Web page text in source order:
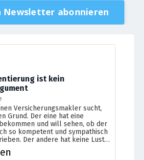
Newsletter abonnieren
ist kein
Versicherungsmakler sucht,
Grund. Der eine hat eine
und will sehen, ob der
so kompetent und sympathisch
Der andere hat keine Lust,
den Versicherungskram zu
als Laie ohnehin nicht